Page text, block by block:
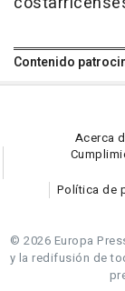
Contenido
Acerca
Política de
© 2026 Europa
y la redifusión de